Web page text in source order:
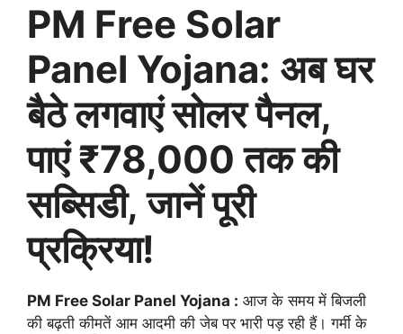
PM Free Solar
Panel Yojana: अब घर
बैठे लगवाएं सोलर पैनल,
पाएं ₹78,000 तक की
सब्सिडी, जानें पूरी
प्रक्रिया!
PM Free Solar Panel Yojana : आज के समय में बिजली
की बढ़ती कीमतें आम आदमी की जेब पर भारी पड़ रही हैं। गर्मी के